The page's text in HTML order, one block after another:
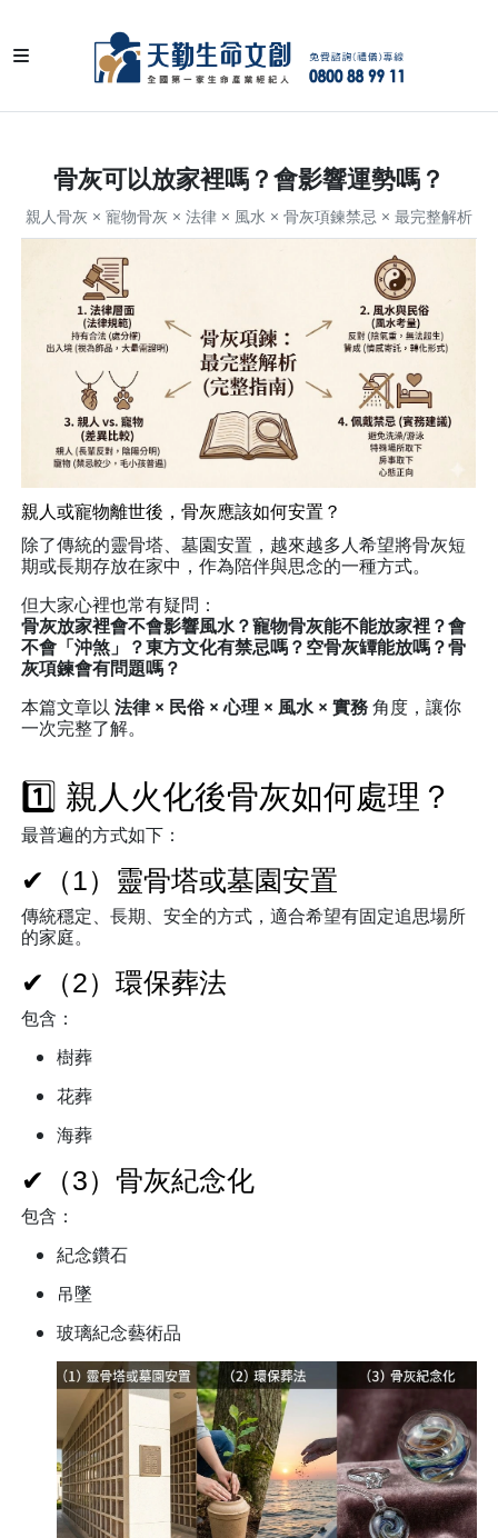
骨灰可以放家裡嗎？會影響運勢嗎？
親人骨灰 × 寵物骨灰 × 法律 × 風水 × 骨灰項鍊禁忌 × 最完整解析
親人或寵物離世後，骨灰應該如何安置？
除了傳統的靈骨塔、墓園安置，越來越多人希望將骨灰短
期或長期存放在家中，作為陪伴與思念的一種方式。
但大家心裡也常有疑問：
骨灰放家裡會不會影響風水？寵物骨灰能不能放家裡？會
不會「沖煞」？東方文化有禁忌嗎？空骨灰罈能放嗎？骨
灰項鍊會有問題嗎？
本篇文章以 法律 × 民俗 × 心理 × 風水 × 實務角度，讓你
一次完整了解。
1️⃣ 親人火化後骨灰如何處理？
最普遍的方式如下：
✔（1）靈骨塔或墓園安置
傳統穩定、長期、安全的方式，適合希望有固定追思場所
的家庭。
✔（2）環保葬法
包含：
樹葬
花葬
海葬
✔（3）骨灰紀念化
包含：
紀念鑽石
吊墜
玻璃紀念藝術品